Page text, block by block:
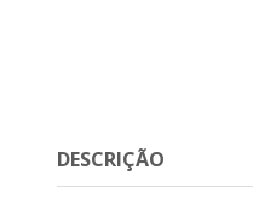
DESCRIÇÃO